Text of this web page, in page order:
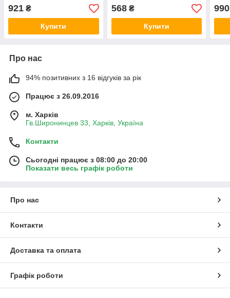
921 ₴
Купити
568₴
Купити
990
Про нас
94% позитивних з 16 відгуків за рік
Працює з 26.09.2016
м. Харків
Гв.Широнинцев 33, Харків, Україна
Контакти
Сьогодні працює з 08:00 до 20:00
Показати весь графік роботи
Про нас
Контакти
Доставка та оплата
Графік роботи